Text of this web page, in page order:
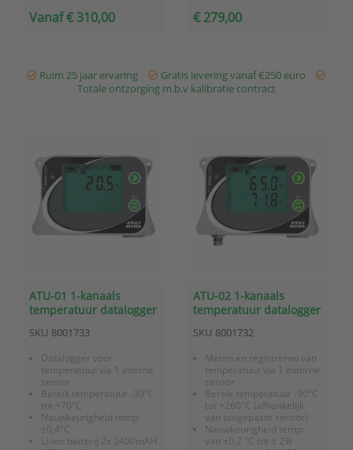
Batterij gevoed
Vanaf € 310,00 € 279,00
Ruim 25 jaar ervaring
Gratis levering vanaf €250 euro
Totale ontzorging m.b.v kalibratie contract
ATU-01 1-kanaals
temperatuur datalogger
SKU 8001733
Datalogger voor
temperatuur via 1 interne
sensor
Bereik temperatuur -30°C
tot +70°C
Nauwkeurigheid temp:
±0,4°C
Li-ion batterij 2x 2400mAH
ATU-02 1-kanaals
temperatuur datalogger
SKU 8001732
Meten en registreren van
temperatuur via 1 externe
sensor
Bereik temperatuur -90°C
tot +260°C (afhankelijk
van toegepaste sensor)
Nauwkeurigheid temp:
van ±0,2 °C tot ± 2%